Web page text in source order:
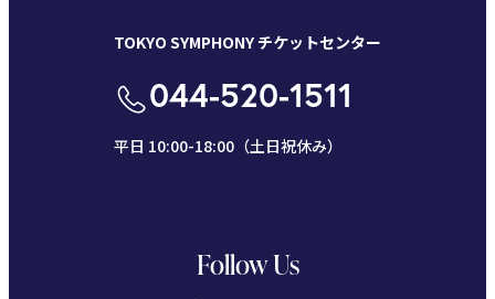
TOKYO SYMPHONY チケットセンター
044-520-1511
平日 10:00-18:00（土日祝休み）
Follow Us